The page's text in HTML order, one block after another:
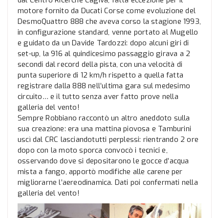
motore fornito da Ducati Corse come evoluzione del
DesmoQuattro 888 che aveva corso la stagione 1993,
in configurazione standard, venne portato al Mugello
e guidato da un Davide Tardozzi: dopo alcuni giri di
set-up, la 916 al quindicesimo passaggio girava a 2
secondi dal record della pista, con una velocità di
punta superiore di 12 km/h rispetto a quella fatta
registrare dalla 888 nell’ultima gara sul medesimo
circuito… e il tutto senza aver fatto prove nella
galleria del vento!
Sempre Robbiano raccontò un altro aneddoto sulla
sua creazione: era una mattina piovosa e Tamburini
uscì dal CRC lasciandotutti perplessi: rientrando 2 ore
dopo con la moto sporca convocò i tecnici e,
osservando dove si depositarono le gocce d’acqua
mista a fango, apportò modifiche alle carene per
migliorarne l’aereodinamica. Dati poi confermati nella
galleria del vento!